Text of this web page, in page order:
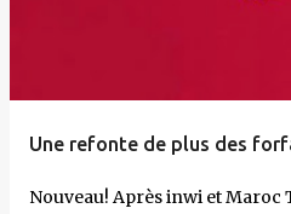
Une refonte de plus des
Nouveau! Après inwi et Maroc